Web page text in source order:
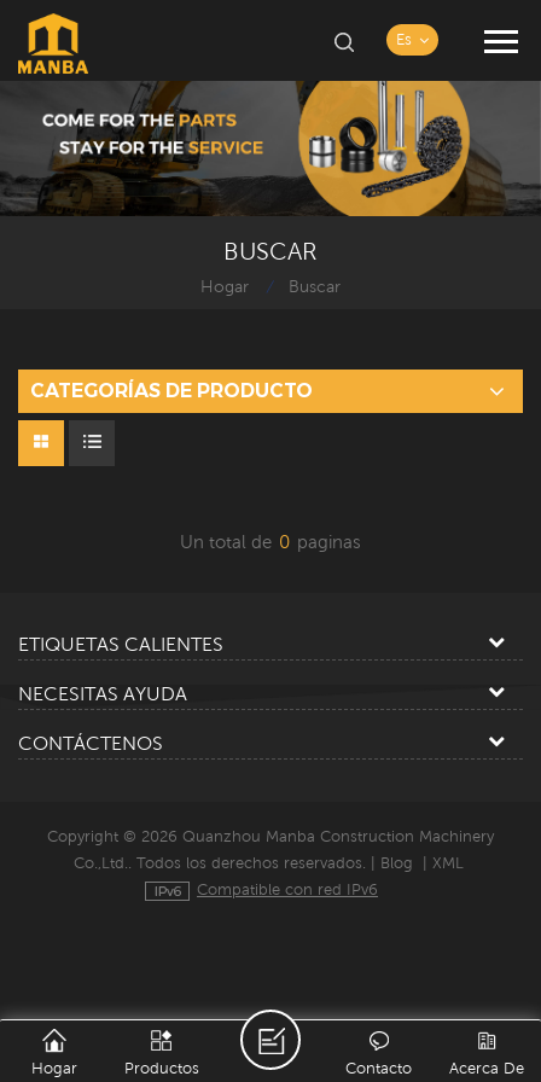
Es
BUSCAR
Hogar / Buscar
CATEGORÍAS DE PRODUCTO
Un total de 0 paginas
ETIQUETAS CALIENTES
NECESITAS AYUDA
CONTÁCTENOS
Copyright © 2026 Quanzhou Manba Construction Machinery
Co.,Ltd.. Todos los derechos reservados. |
Blog
XML
Compatible con red IPv6
Hogar Productos Acerca De
Contacto